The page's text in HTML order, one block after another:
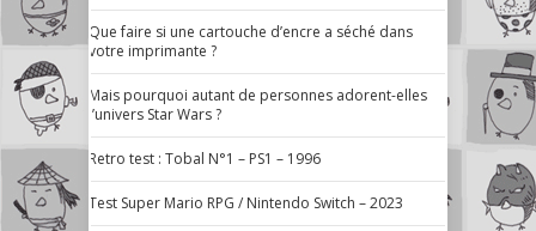
Que faire si une cartouche d’encre a séché dans
votre imprimante ?
Mais pourquoi autant de personnes adorent-elles
l’univers Star Wars ?
Retro test : Tobal N°1 – PS1 – 1996
Test Super Mario RPG / Nintendo Switch – 2023